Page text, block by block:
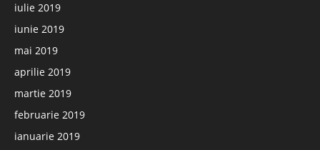
iulie 2019
iunie 2019
mai 2019
aprilie 2019
martie 2019
februarie 2019
ianuarie 2019